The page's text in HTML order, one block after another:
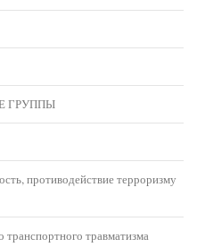
ГРУППЫ
противодействие терроризму
травматизма